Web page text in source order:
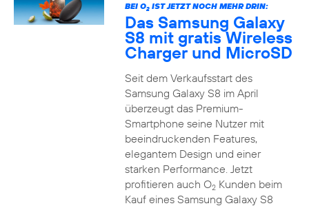
BEI O2IST JETZT NOCH MEHR DRIN:
Das Samsung Galaxy
S8 mit gratis Wireless
Charger und MicroSD
Seit dem Verkaufsstart des
Samsung Galaxy S8 im April
überzeugt das Premium-
Smartphone seine Nutzer mit
beeindruckenden Features,
elegantem Design und einer
starken Performance. Jetzt
profitieren auch O2Kunden beim
Kauf eines Samsung Galaxy S8